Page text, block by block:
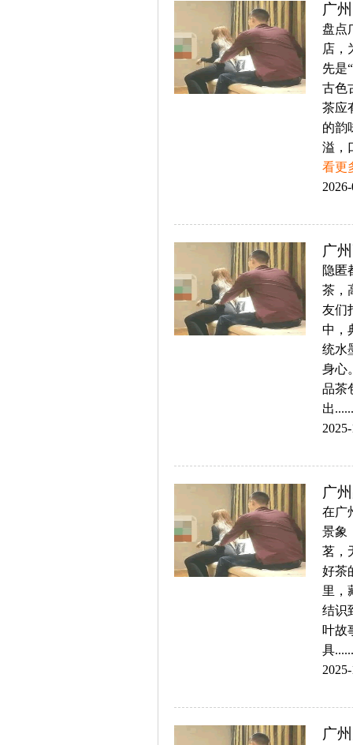
广
盘点
店，
先是
古色
茶应
的韵
溢，
看更
广
隐匿
茶，
友们
中，
统水
身心
品茶
出......
广
在广
景象
茗，
好茶
里，
结识
叶故
具......
广